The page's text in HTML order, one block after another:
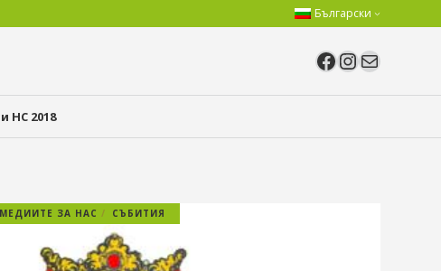
Български
Facebook
Instagram
Имейл
НС 2018
МЕДИИТЕ ЗА НАС СЪБИТИЯ